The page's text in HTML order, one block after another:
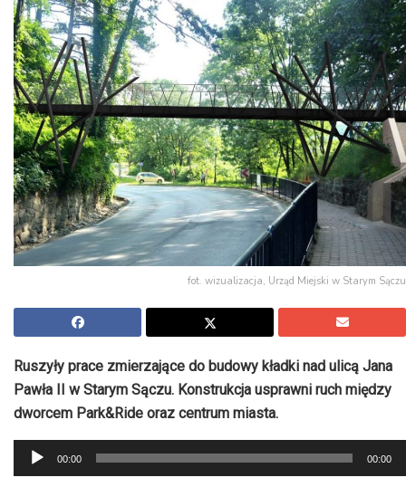
fot. wizualizacja, Urząd Miejski w Starym Sączu
Ruszyły prace zmierzające do budowy kładki nad ulicą Jana
Pawła II w Starym Sączu. Konstrukcja usprawni ruch między
dworcem Park&Ride oraz centrum miasta.
Odtwarzacz
plików
00:00 00:00